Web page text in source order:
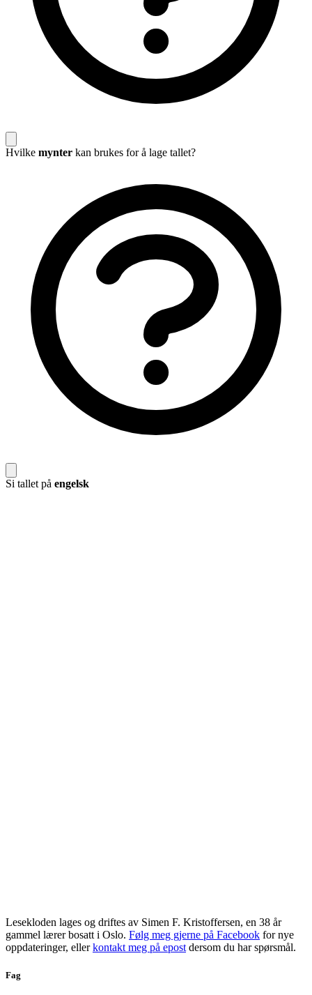
Hvilke mynter kan brukes for å lage tallet?
Si tallet på engelsk
Lesekloden lages og driftes av Simen F. Kristoffersen, en 38 år
gammel lærer bosatt i Oslo. Følg meg gjerne på Facebook for nye
oppdateringer, ellerkontakt meg på epostdersom du har spørsmål.
Fag